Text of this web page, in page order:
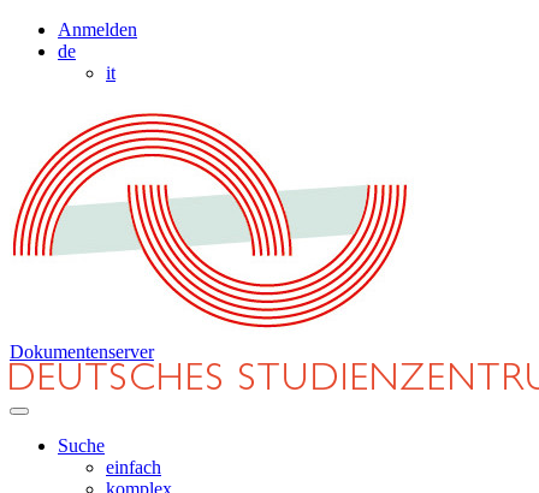
Anmelden
de
it
Dokumentenserver
Suche
einfach
komplex